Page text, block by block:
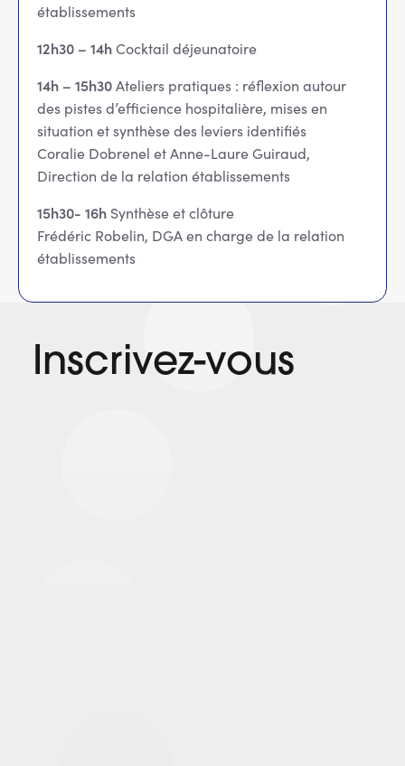
établissements
12h30 – 14hCocktail déjeunatoire
14h – 15h30Ateliers pratiques : réflexion autour
des pistes d’efficience hospitalière, mises en
situation et synthèse des leviers identifiés
Coralie Dobrenel et Anne-Laure Guiraud,
Direction de la relation établissements
15h30- 16h Synthèse et clôture
Frédéric Robelin, DGA en charge de la relation
établissements
Inscrivez-vous